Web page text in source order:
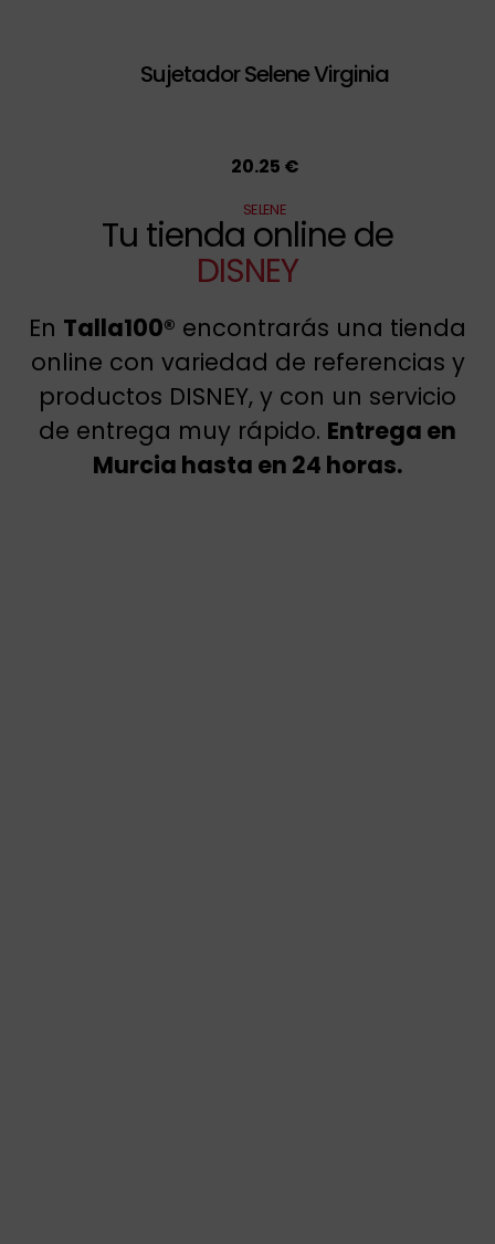
Sujetador Selene Virginia
20.25 €
SELENE
Tu tienda online de
DISNEY
En Talla100® encontrarás una tienda
online con variedad de referencias y
productos DISNEY, y con un servicio
de entrega muy rápido. Entrega en
Murcia hasta en 24 horas.